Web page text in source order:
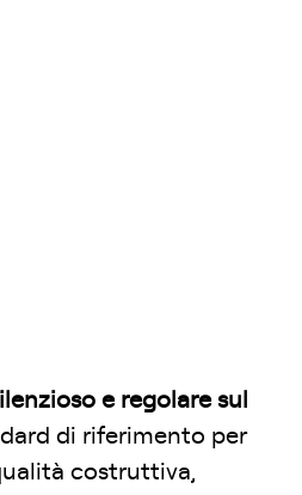
e regolare sul
di riferimento per
costruttiva,